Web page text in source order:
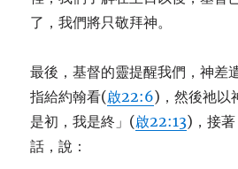
了，我們將只敬拜神。
最後，基督的靈提醒我們，神差
指給約翰看(啟22:6)，然後祂以
是初，我是終」(啟22:13)，接
話，說：